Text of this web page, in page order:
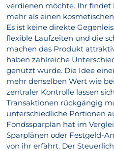
verdienen möchte. Ihr findet
mehr als einen
Es ist keine direkte
flexible Laufzeiten und die
machen das Produkt
haben zahlreiche
genutzt wurde. Die Idee
mehr denselben Wert wie
zentraler Kontrolle lassen
Transaktionen rückgängig
unterschiedliche Portionen
Fondssparplan hat im
Sparplänen oder Festgeld-
von ihr erfährt. Der